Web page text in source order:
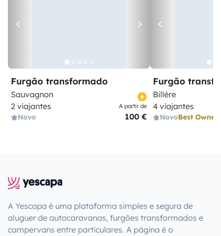
Furgão transformado
Sauvagnon
2 viajantes
Novo
A partir de
100 €
Furgão
Billère
4 viajantes
NovoBest Owner
A Yescapa é uma plataforma simples e segura de
aluguer de autocaravanas, furgões transformados e
campervans entre particulares. A página é o